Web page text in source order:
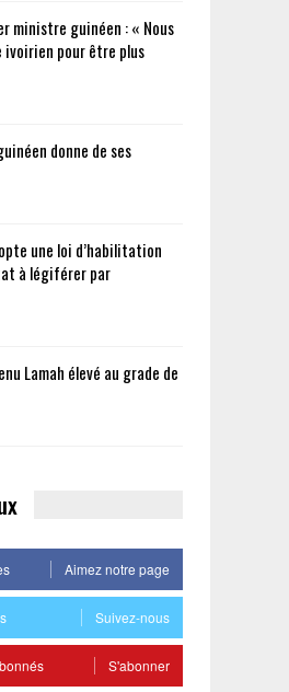
ministre guinéen : « Nous
ivoirien pour être plus
donne de ses
une loi d’habilitation
à légiférer par
Lamah élevé au grade de
Aimez notre page
Suivez-nous
S'abonner